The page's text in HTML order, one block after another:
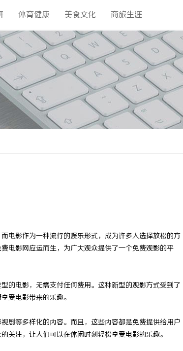
体育健康 美食文化 商旅生涯
电影作为一种流行的娱乐形式，成为许多人选择放松的方
电影网应运而生，为广大观众提供了一个免费观影的平
的电影，无需支付任何费用。这种新型的观影方式受到了
受电影带来的乐趣。
剧等多样化的内容。而且，这些内容都是免费提供给用户
关注，让人们可以在休闲时刻轻松享受电影的乐趣。